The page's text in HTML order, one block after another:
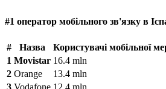
#1 оператор мобільного зв'язку в
# Назва
Користувачі мобільної
1 Movistar 16.4 mln
2 Orange
13.4 mln
3 Vodafone 12.4 mln